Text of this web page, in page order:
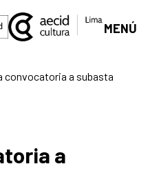
MENÚ
convocatoria a subasta
a